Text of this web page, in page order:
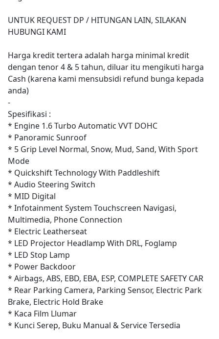
UNTUK REQUEST DP / HITUNGAN LAIN, SILAKAN
HUBUNGI KAMI
Harga kredit tertera adalah harga minimal kredit
dengan tenor 4 & 5 tahun, diluar itu mengikuti harga
Cash (karena kami mensubsidi refund bunga kepada
anda)
-
Spesifikasi :
* Engine 1.6 Turbo Automatic VVT DOHC
* Panoramic Sunroof
* 5 Grip Level Normal, Snow, Mud, Sand, With Sport
Mode
* Quickshift Technology With Paddleshift
* Audio Steering Switch
* MID Digital
* Infotainment System Touchscreen Navigasi,
Multimedia, Phone Connection
* Electric Leatherseat
* LED Projector Headlamp With DRL, Foglamp
* LED Stop Lamp
* Power Backdoor
* Airbags, ABS, EBD, EBA, ESP, COMPLETE SAFETY CAR
* Rear Parking Camera, Parking Sensor, Electric Park
Brake, Electric Hold Brake
* Kaca Film Llumar
* Kunci Serep, Buku Manual & Service Tersedia